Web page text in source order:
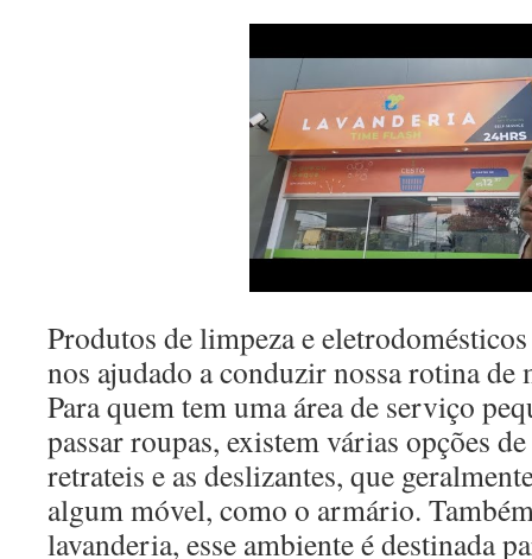
Produtos de limpeza e
nos ajudado a conduzir nossa rotina de
Para quem tem uma área de serviço
passar roupas, existem várias opções
retrateis e as deslizantes, que
algum móvel, como o armário.
lavanderia, esse ambiente é destinada